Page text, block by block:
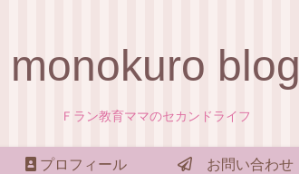
monokuro blog
Ｆラン教育ママのセカンドライフ
プロフィール
お問い合わせ